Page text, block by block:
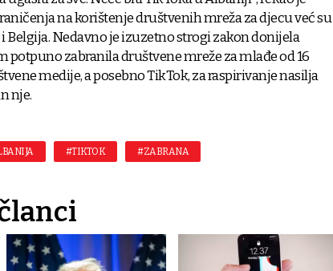
na korištenje društvenih mreža za djecu već su
Belgija. Nedavno je izuzetno strogi zakon donijela
potpuno zabranila društvene mreže za mlađe od 16
medije, a posebno TikTok, za raspirivanje nasilja
nje.
#TIKTOK #ZABRANA